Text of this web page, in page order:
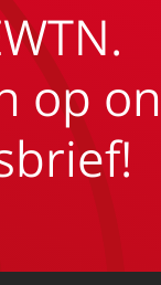
op